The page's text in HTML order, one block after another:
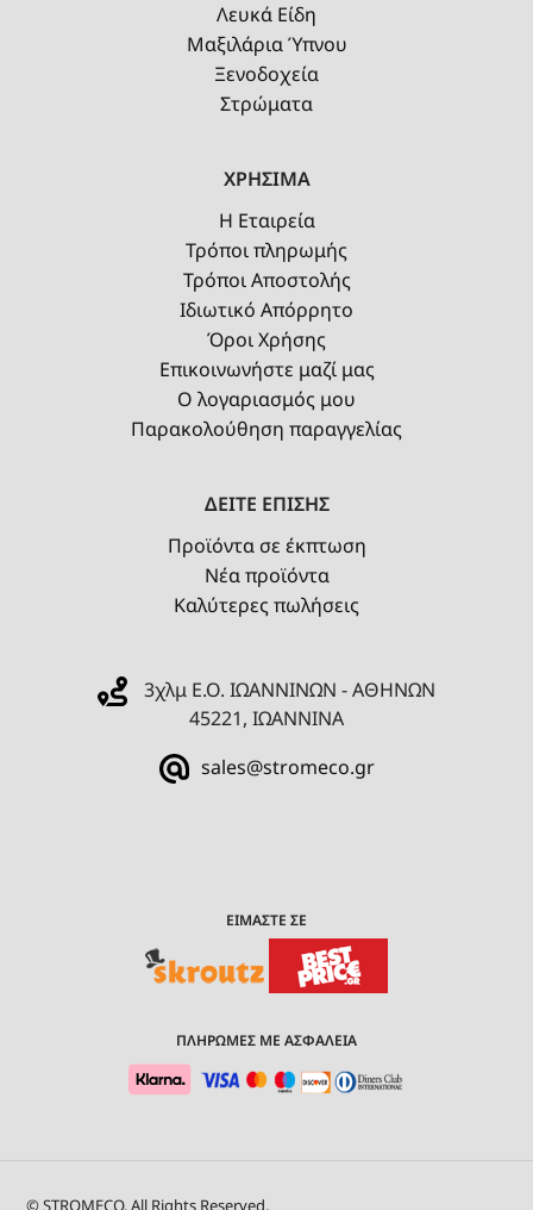
Λευκά Είδη
Μαξιλάρια Ύπνου
Ξενοδοχεία
Στρώματα
ΧΡΗΣΙΜΑ
Η Εταιρεία
Τρόποι πληρωμής
Τρόποι Αποστολής
Ιδιωτικό Απόρρητο
Όροι Χρήσης
Επικοινωνήστε μαζί μας
Ο λογαριασμός μου
Παρακολούθηση παραγγελίας
ΔΕΙΤΕ ΕΠΙΣΗΣ
Προϊόντα σε έκπτωση
Νέα προϊόντα
Καλύτερες πωλήσεις
3χλμ Ε.Ο. ΙΩΑΝΝΙΝΩΝ - ΑΘΗΝΩΝ
45221, ΙΩΑΝΝΙΝΑ
sales@stromeco.gr
ΕΙΜΑΣΤΕ ΣΕ
ΠΛΗΡΩΜΕΣ ΜΕ ΑΣΦΑΛΕΙΑ
© STROMECO. All Rights Reserved.